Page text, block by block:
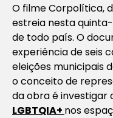
O filme Corpolítica,
estreia nesta
de todo país. O
experiência de seis
eleições municipais
o conceito de
da obra é investigar
LGBTQIA+ nos